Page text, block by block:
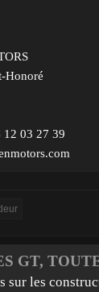
Honoré
12 03 27 39
GT,
sur les